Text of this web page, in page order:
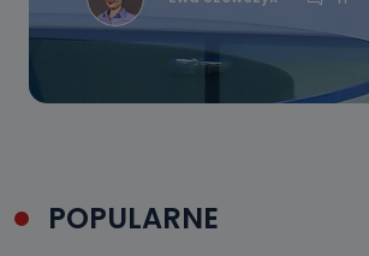
POPULARNE